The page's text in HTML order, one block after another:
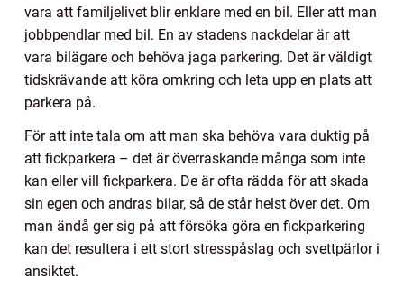
vara att familjelivet blir enklare med en bil. Eller att man
jobbpendlar med bil. En av stadens nackdelar är att
vara bilägare och behöva jaga parkering. Det är väldigt
tidskrävande att köra omkring och leta upp en plats att
parkera på.
För att inte tala om att man ska behöva vara duktig på
att fickparkera – det är överraskande många som inte
kan eller vill fickparkera. De är ofta rädda för att skada
sin egen och andras bilar, så de står helst över det. Om
man ändå ger sig på att försöka göra en fickparkering
kan det resultera i ett stort stresspåslag och svettpärlor i
ansiktet.